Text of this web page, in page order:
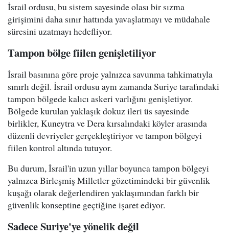
İsrail ordusu, bu sistem sayesinde olası bir sızma
girişimini daha sınır hattında yavaşlatmayı ve müdahale
süresini uzatmayı hedefliyor.
Tampon bölge fiilen genişletiliyor
İsrail basınına göre proje yalnızca savunma tahkimatıyla
sınırlı değil. İsrail ordusu aynı zamanda Suriye tarafındaki
tampon bölgede kalıcı askeri varlığını genişletiyor.
Bölgede kurulan yaklaşık dokuz ileri üs sayesinde
birlikler, Kuneytra ve Dera kırsalındaki köyler arasında
düzenli devriyeler gerçekleştiriyor ve tampon bölgeyi
fiilen kontrol altında tutuyor.
Bu durum, İsrail'in uzun yıllar boyunca tampon bölgeyi
yalnızca Birleşmiş Milletler gözetimindeki bir güvenlik
kuşağı olarak değerlendiren yaklaşımından farklı bir
güvenlik konseptine geçtiğine işaret ediyor.
Sadece Suriye'ye yönelik değil